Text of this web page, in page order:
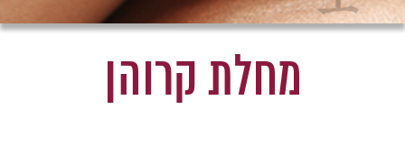
מחלת קרוהן